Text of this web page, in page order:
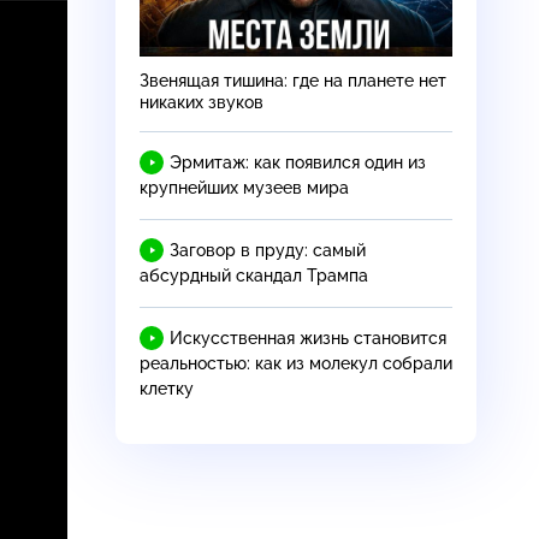
Звенящая тишина: где на планете нет
никаких звуков
Эрмитаж: как появился один из
крупнейших музеев мира
Заговор в пруду: самый
абсурдный скандал Трампа
Искусственная жизнь становится
реальностью: как из молекул собрали
клетку